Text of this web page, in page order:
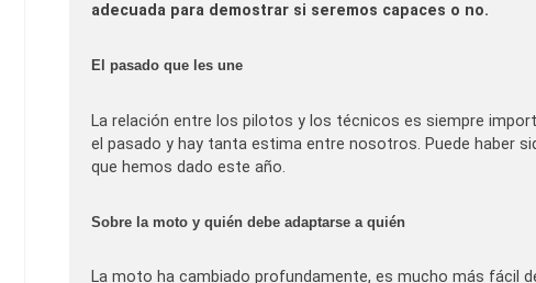
adecuada para demostrar si seremos capaces o no.
El pasado que les une
La relación entre los pilotos y los técnicos es siempre
el pasado y hay tanta estima entre nosotros. Puede haber
que hemos dado este año.
Sobre la moto y quién debe adaptarse a quién
La moto ha cambiado profundamente, es mucho más fácil